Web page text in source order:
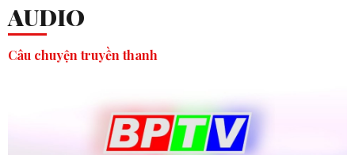
AUDIO
Câu chuyện truyền thanh